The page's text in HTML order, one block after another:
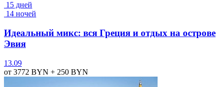
15 дней
14 ночей
Идеальный микс: вся Греция и отдых на острове
Эвия
13.09
от 3772 BYN + 250 BYN